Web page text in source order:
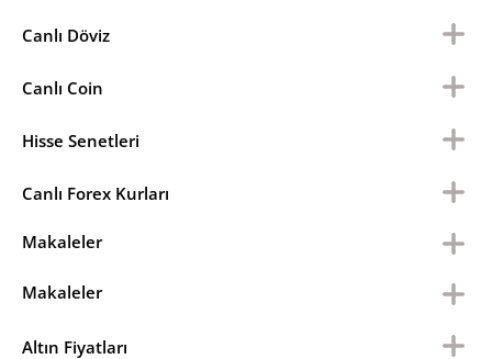
Canlı Döviz
Canlı Coin
Hisse Senetleri
Canlı Forex Kurları
Makaleler
Makaleler
Altın Fiyatları